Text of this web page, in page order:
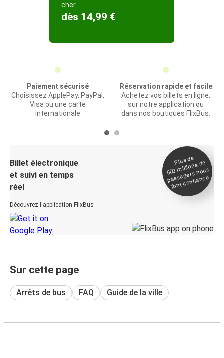
cher
dès 14,99 €
Paiement sécurisé
Choisissez ApplePay, PayPal,
Visa ou une carte
internationale
Réservation rapide et facile
Achetez vos billets en ligne,
sur notre application ou
dans nos boutiques FlixBus.
Billet électronique
et suivi en temps
réel
Découvrez l'application FlixBus
Plus de
500
millions de
passagers nous
font confiance
Sur cette page
Arrêts de bus FAQ Guide de la ville